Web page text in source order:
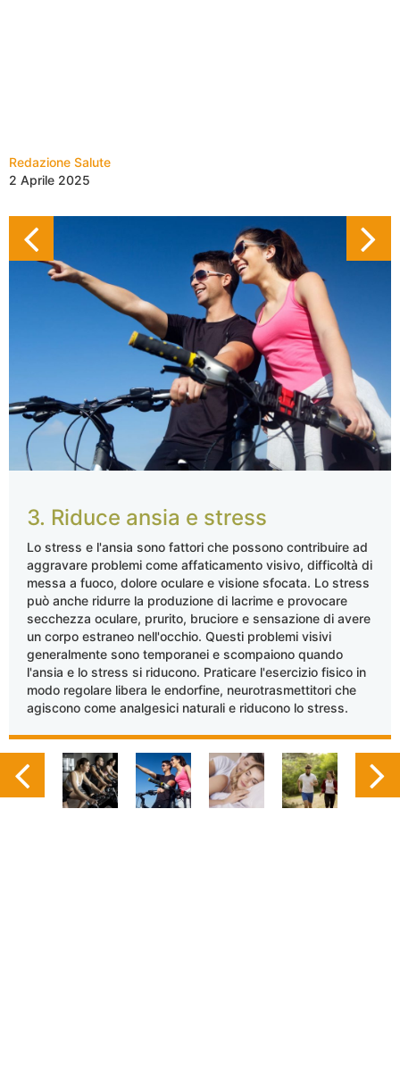
Redazione Salute
2 Aprile 2025
3. Riduce ansia e stress
Lo stress e l'ansia sono fattori che possono contribuire ad
aggravare problemi come affaticamento visivo, difficoltà di
messa a fuoco, dolore oculare e visione sfocata. Lo stress
può anche ridurre la produzione di lacrime e provocare
secchezza oculare, prurito, bruciore e sensazione di avere
un corpo estraneo nell'occhio. Questi problemi visivi
generalmente sono temporanei e scompaiono quando
l'ansia e lo stress si riducono. Praticare l'esercizio fisico in
modo regolare libera le endorfine, neurotrasmettitori che
agiscono come analgesici naturali e riducono lo stress.